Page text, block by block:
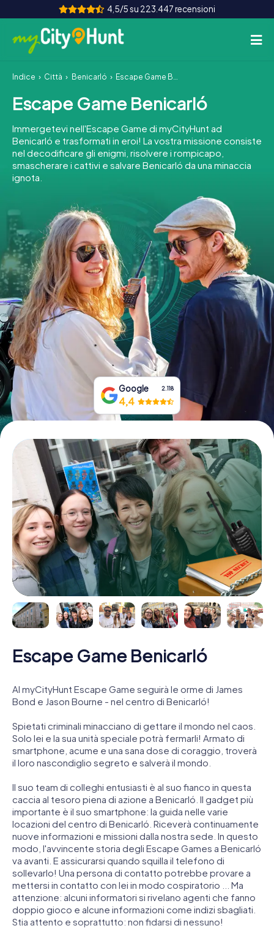
4,5/5 su 223.447 recensioni
Come funziona
Città
Tour
Team Building
INT AT CH
DE
ES
FR UK
IE
IT
NL
Prenota Biglietti
Acquista i Voucher
Indice Città Benicarló Escape Game Benicarló
Escape Game Benicarló
Immergetevi nell'Escape Game di myCityHunt ad
Benicarló e trasformati in eroi! La vostra missione consiste
nel decodificare gli enigmi, risolvere i rompicapo,
smascherare i cattivi e salvare Benicarló da una minaccia
ignota.
Google 2.118
4,4
Escape Game Benicarló
Al myCityHunt Escape Game seguirà le orme di James
Bond e Jason Bourne - nel centro di Benicarló!
Spietati criminali minacciano di gettare il mondo nel caos.
Solo lei e la sua unità speciale potrà fermarli! Armato di
smartphone, acume e una sana dose di coraggio, troverà
il loro nascondiglio segreto e salverà il mondo.
Il suo team di colleghi entusiasti è al suo fianco in questa
caccia al tesoro piena di azione a Benicarló. Il gadget più
importante è il suo smartphone: la guida nelle varie
locazioni del centro di Benicarló. Riceverà continuamente
nuove informazioni e missioni dalla nostra sede. In questo
modo, l'avvincente storia degli Escape Games a Benicarló
va avanti. E assicurarsi quando squilla il telefono di
sollevarlo! Una persona di contatto potrebbe provare a
mettersi in contatto con lei in modo cospiratorio ... Ma
attenzione: alcuni informatori si rivelano agenti che fanno
doppio gioco e alcune informazioni come indizi sbagliati.
Stia attento e soprattutto: non fidarsi di nessuno!